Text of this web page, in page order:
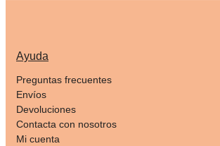
Ayuda
Preguntas frecuentes
Envíos
Devoluciones
Contacta con nosotros
Mi cuenta